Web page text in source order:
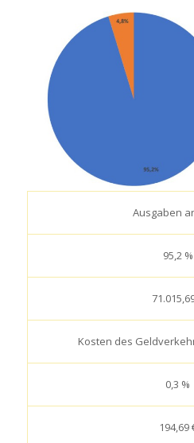
Ausgaben
95,2 %
Kosten des
0,3 %
194,69